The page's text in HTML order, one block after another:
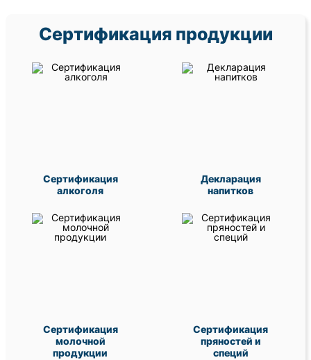
Сертификация продукции
Сертификация
алкоголя
Декларация
напитков
Сертификация
молочной
продукции
Сертификация
пряностей и
специй